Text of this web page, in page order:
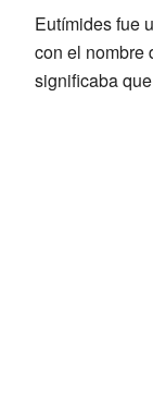
Eutímides fue
con el nombre
significaba